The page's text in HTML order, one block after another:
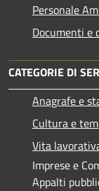
Personale
Documenti e
CATEGORIE DI
Anagrafe e
Cultura e
Vita
Imprese e
Appalti